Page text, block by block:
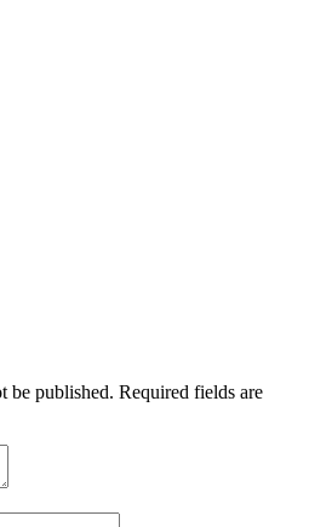
be published. Required fields are